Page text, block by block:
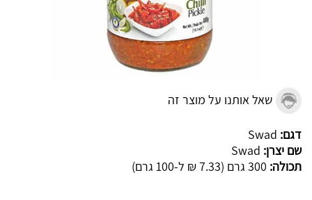
שאל אותנו על מוצר זה
דגם: Swad
שם יצרן: Swad
תכולה: 300 גרם (7.33 ₪ ל-100 גרם)